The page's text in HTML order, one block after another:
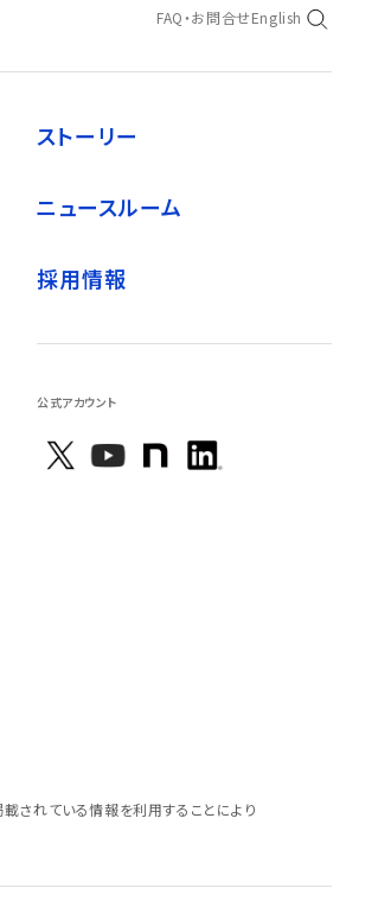
FAQ・お問合せEnglish
ストーリー
ニュースルーム
採用情報
公式アカウント
されている情報を利用することにより